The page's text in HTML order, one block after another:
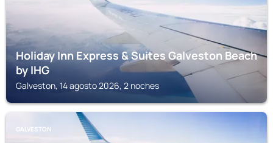
Holiday Inn Express & Suites Galveston Beach
by IHG
Galveston, 14 agosto 2026, 2 noches
GALVESTON